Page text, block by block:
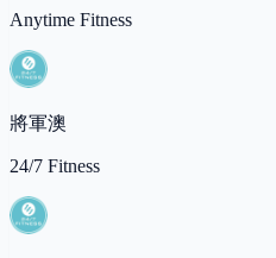
Anytime Fitness
將軍澳
24/7 Fitness